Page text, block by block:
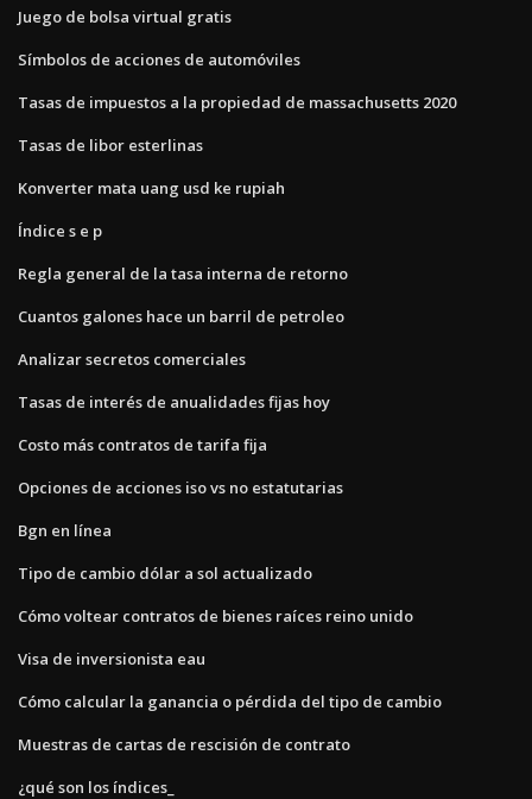
Juego de bolsa virtual gratis
Símbolos de acciones de automóviles
Tasas de impuestos a la propiedad de massachusetts 2020
Tasas de libor esterlinas
Konverter mata uang usd ke rupiah
Índice s e p
Regla general de la tasa interna de retorno
Cuantos galones hace un barril de petroleo
Analizar secretos comerciales
Tasas de interés de anualidades fijas hoy
Costo más contratos de tarifa fija
Opciones de acciones iso vs no estatutarias
Bgn en línea
Tipo de cambio dólar a sol actualizado
Cómo voltear contratos de bienes raíces reino unido
Visa de inversionista eau
Cómo calcular la ganancia o pérdida del tipo de cambio
Muestras de cartas de rescisión de contrato
¿qué son los índices_